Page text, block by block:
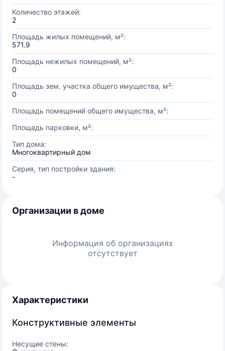
Количество этажей:
2
Площадь жилых помещений, м²:
571.9
Площадь нежилых помещений, м²:
0
Площадь зем. участка общего имущества, м²:
0
Площадь помещений общего имущества, м²:
Площадь парковки, м²:
Тип дома:
Многоквартирный дом
Серия, тип постройки здания:
-
Организации в доме
Информация об организациях
отсутствует
Характеристики
Конструктивные элементы
Несущие стены: